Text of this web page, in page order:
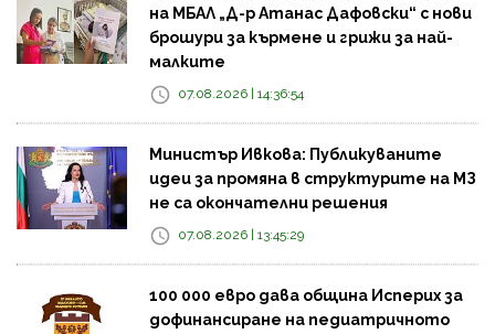
на МБАЛ „Д-р Атанас Дафовски“ с нови
брошури за кърмене и грижи за най-
малките
07.08.2026 | 14:36:54
Министър Ивкова: Публикуваните
идеи за промяна в структурите на МЗ
не са окончателни решения
07.08.2026 | 13:45:29
100 000 евро дава община Исперих за
дофинансиране на педиатричното